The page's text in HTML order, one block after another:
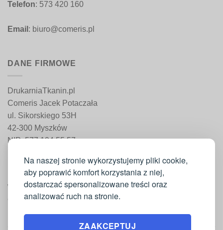
Na naszej stronie wykorzystujemy pliki cookie,
aby poprawić komfort korzystania z niej,
dostarczać spersonalizowane treści oraz
analizować ruch na stronie.
ZAAKCEPTUJ
Telefon: 573 420 160
Email : biuro@comeris.pl
DANE FIRMOWE
DrukarniaTkanin.pl
Comeris Jacek Potaczała
ul. Sikorskiego 53H
42-300 Myszków
NIP: 577 194 55 57
WAŻNE INFORMACJE
Moje konto